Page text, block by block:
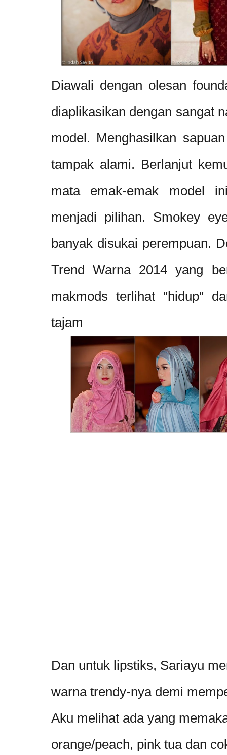
Diawali dengan olesan
diaplikasikan dengan sangat
model. Menghasilkan
tampak alami. Berlanjut
mata emak-emak model
menjadi pilihan. Smokey
banyak disukai perempuan.
Trend Warna 2014 yang
makmods terlihat "hidup"
tajam
Dan untuk lipstiks, Sariayu
warna trendy-nya demi
Aku melihat ada yang
orange/peach, pink tua dan